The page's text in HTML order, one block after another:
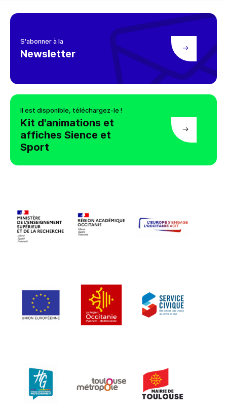
S'abonner à la
Newsletter
Il est disponible, téléchargez-le !
Kit d'animations et
affiches Sience et
Sport